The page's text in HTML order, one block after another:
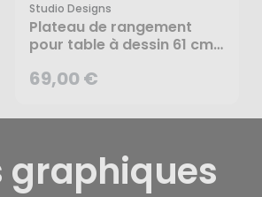
Studio Designs
Plateau de rangement
pour table à dessin 61 cm -
69,00 €CRÉER UNE ALERTE
graphiques